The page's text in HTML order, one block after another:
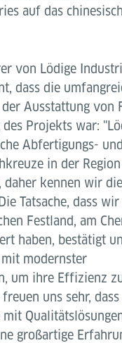
auf das
von Lödige
dass die
Ausstattung von
Projekts war:
Abfertigungs- und
in der
daher kennen wir
Tatsache, dass
Festland, am
haben, bestätigt
mit modernster
um ihre Effizienz
uns sehr,
großartige